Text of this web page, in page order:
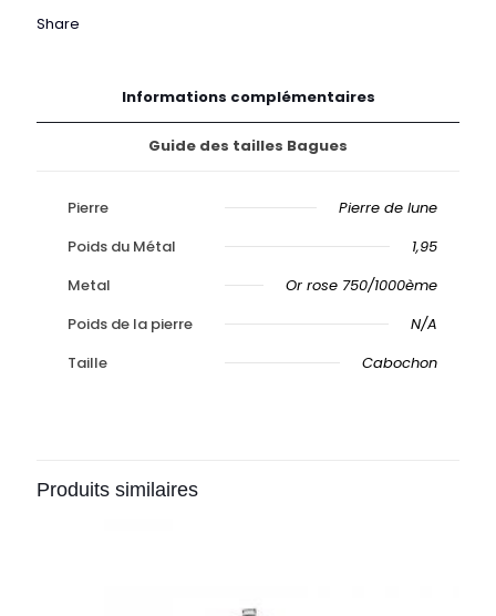
Share
Informations complémentaires
Guide des tailles Bagues
Pierre
Pierre de lune
Poids du Métal
1,95
Metal
Or rose 750/1000ème
Poids de la pierre
N/A
Taille
Cabochon
Produits similaires